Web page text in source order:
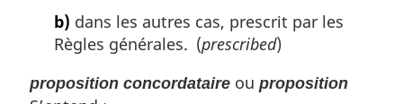
b) dans les autres cas, prescrit par les
Règles générales. (prescribed)
proposition concordataire ou proposition